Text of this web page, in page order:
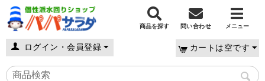
商品を探す 問い合わせ メニュー
ログイン・会員登録 カートは空です